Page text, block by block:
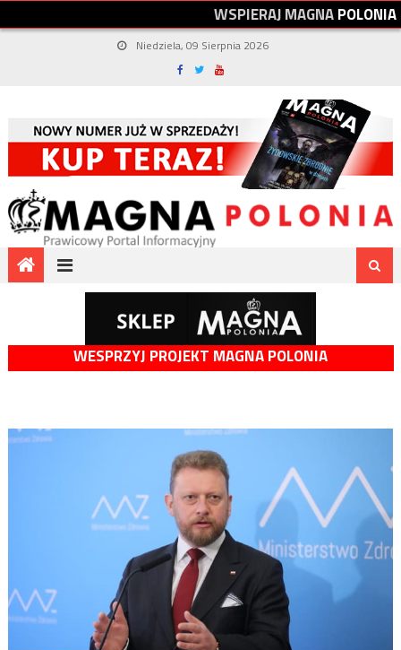
WSPIERAJMAGNAPOLONIA
Niedziela, 09 Sierpnia 2026
WESPRZYJ PROJEKT MAGNA POLONIA